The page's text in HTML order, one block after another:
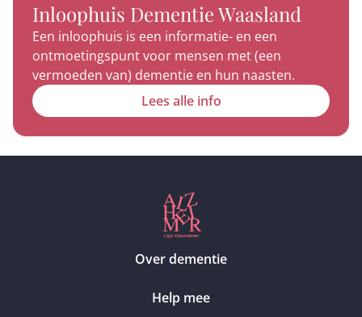
Inloophuis Dementie Waasland
Een inloophuis is een informatie- en een
ontmoetingspunt voor mensen met (een
vermoeden van) dementie en hun naasten.
Lees alle info
Over dementie
Help mee